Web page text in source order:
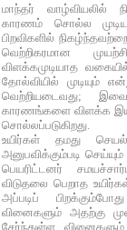
மாந்தர் வாழ்வியலில்
காரணம் சொல்ல
பிறவிகளில்
வெற்றிகரமான
விளக்கமுடியாத
தோல்வியில் முடியும்
வெற்றியடைவது;
காரணங்களை விளக்க
சொல்லப்படுகிறது.
உயிர்கள் தமது
அனுபவிக்கும்படி
பெயரிட்டனர்
விடுதலை பெறாத
அப்படிப்
வினைகளும் அதற்கு
சேர்ந்துள்ள